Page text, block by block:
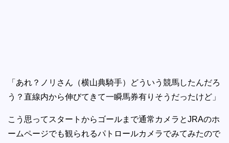
「あれ？ノリさん（横山典騎手）どういう競馬したんだろ
う？直線内から伸びてきて一瞬馬券有りそうだったけど」
こう思ってスタートからゴールまで通常カメラとJRAのホ
ームページでも観られるパトロールカメラでみてみたので